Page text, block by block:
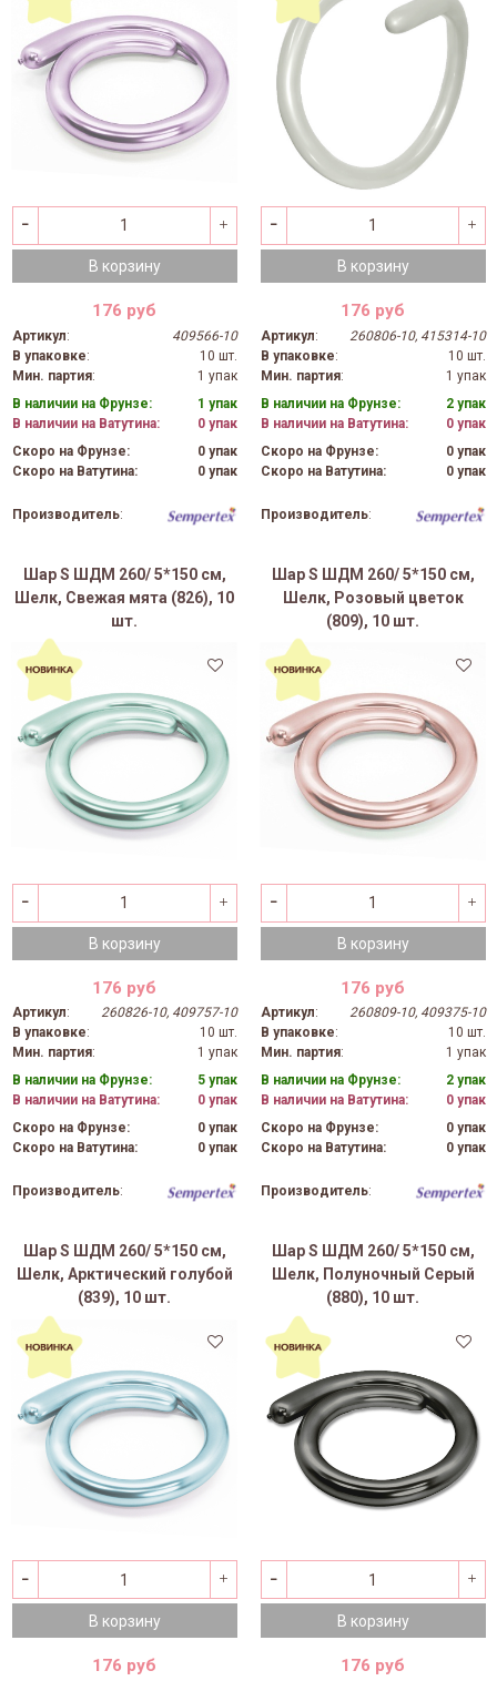
В корзину
176 руб
Артикул:
409566-10
В упаковке:
10 шт.
Мин. партия:
1 упак
В наличии на Фрунзе:
1 упак
В наличии на Ватутина:
0 упак
Скоро на Фрунзе:
0 упак
Скоро на Ватутина:
0 упак
Производитель:
В корзину
176 руб
Артикул:
260806-10, 415314-10
В упаковке:
10 шт.
Мин. партия:
1 упак
В наличии на Фрунзе:
2 упак
В наличии на Ватутина:
0 упак
Скоро на Фрунзе:
0 упак
Скоро на Ватутина:
0 упак
Производитель:
Шар S ШДМ 260/ 5*150 см,
Шелк, Свежая мята (826), 10
шт.
В корзину
176 руб
Артикул:
260826-10, 409757-10
В упаковке:
10 шт.
Мин. партия:
1 упак
В наличии на Фрунзе:
5 упак
В наличии на Ватутина:
0 упак
Скоро на Фрунзе:
0 упак
Скоро на Ватутина:
0 упак
Производитель:
Шар S ШДМ 260/ 5*150 см,
Шелк, Розовый цветок
(809), 10 шт.
В корзину
176 руб
Артикул:
260809-10, 409375-10
В упаковке:
10 шт.
Мин. партия:
1 упак
В наличии на Фрунзе:
2 упак
В наличии на Ватутина:
0 упак
Скоро на Фрунзе:
0 упак
Скоро на Ватутина:
0 упак
Производитель:
Шар S ШДМ 260/ 5*150 см,
Шелк, Арктический голубой
(839), 10 шт.
В корзину
176 руб
Шар S ШДМ 260/ 5*150 см,
Шелк, Полуночный Серый
(880), 10 шт.
В корзину
176 руб